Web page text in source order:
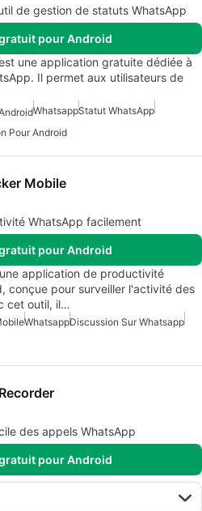
de gestion de statuts WhatsApp
pour Android
une application gratuite dédiée à
Il permet aux utilisateurs de
WhatsappStatut WhatsApp
Pour Android
Mobile
WhatsApp facilement
pour Android
application de productivité
conçue pour surveiller l'activité des
cet outil, il…
WhatsappDiscussion Sur Whatsapp
des appels WhatsApp
pour Android